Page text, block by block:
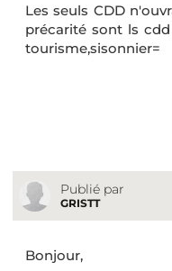
Les seuls CDD
précarité sont ls
tourisme,sisonnier=
Publié par
GRISTT
Bonjour,